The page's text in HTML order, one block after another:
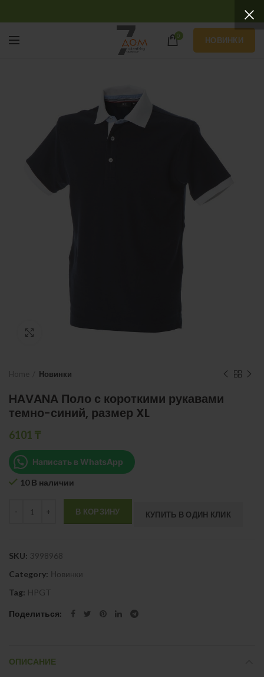
0 НОВИНКИ
Нажмите, чтобы увеличить
Новинки
HAVANA Поло с короткими рукавами
темно-синий, размер XL
6101 ₸
Написать в WhatsApp
10 В наличии
В КОРЗИНУ КУПИТЬ В ОДИН КЛИК
SKU: 3998968
Category: Новинки
Tag: HPGT
Поделиться
ОПИСАНИЕ